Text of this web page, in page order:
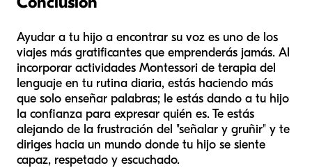
Ayudar a tu hijo a encontrar su voz es uno de los
viajes más gratificantes que emprenderás jamás. Al
incorporar actividades Montessori de terapia del
lenguaje en tu rutina diaria, estás haciendo más
que solo enseñar palabras; le estás dando a tu hijo
la confianza para expresar quién es. Te estás
alejando de la frustración del "señalar y gruñir" y te
diriges hacia un mundo donde tu hijo se siente
capaz, respetado y escuchado.